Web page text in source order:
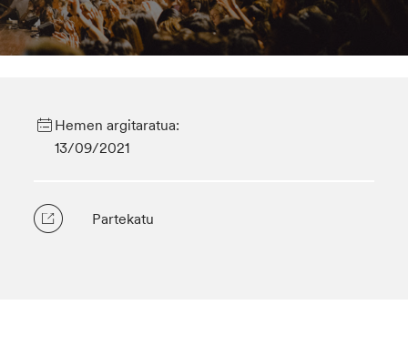
Hemen argitaratua:
13/09/2021
Partekatu